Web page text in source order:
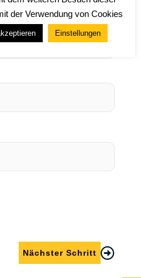
Nächster Schritt
der Verwendung von Cookies
Einstellungen